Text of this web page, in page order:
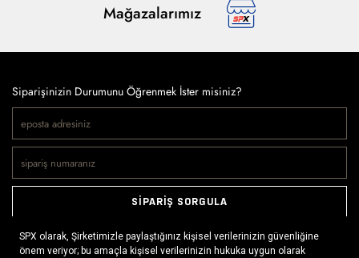
Mağazalarımız
Siparişinizin Durumunu Öğrenmek İster misiniz?
SİPARİŞ SORGULA